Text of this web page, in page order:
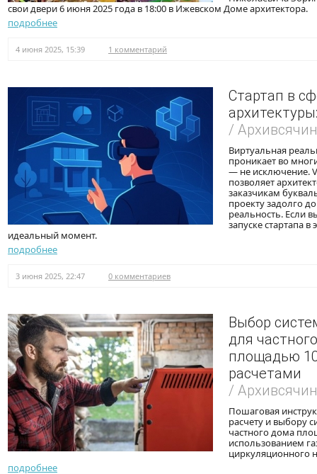
свои двери 6 июня 2025 года в 18:00 в Ижевском Доме архитектора.
подробнее
4 июня 2025, 15:39 1 комментарий
Стартап в
/
Виртуальная
проникает во
— не исключение.
позволяет
заказчикам
проекту задолго
реальность. Если
запуске стартапа
идеальный момент.
подробнее
3 июня 2025, 22:47 0 комментариев
Выбор
для
площадью
расчетами
/
Пошаговая
расчету и выбору
частного дома
использованием
циркуляционного
подробнее